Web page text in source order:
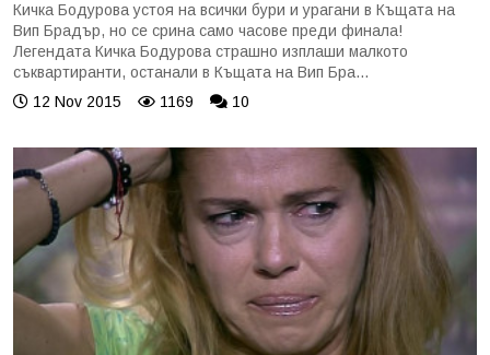
Кичка Бодурова устоя на всички бури и урагани в Къщата на
Вип Брадър, но се срина само часове преди финала!
Легендата Кичка Бодурова страшно изплаши малкото
съквартиранти, останали в Къщата на Вип Бра...
12 Nov 2015
1169 10